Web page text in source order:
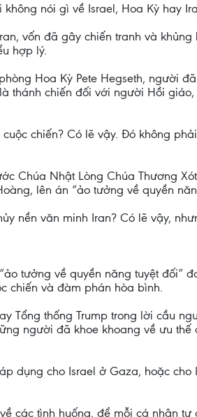
nói gì về Israel, Hoa Kỳ hay
vốn đã gây chiến tranh và khủng
hợp lý.
Hoa Kỳ Pete Hegseth, người
thánh chiến đối với người Hồi
chiến? Có lẽ vậy. Đó không
Chúa Nhật Lòng Chúa Thương
lên án “ảo tưởng về quyền
nền văn minh Iran? Có lẽ vậy,
tưởng về quyền năng tuyệt đối”
chiến và đàm phán hòa bình.
Tổng thống Trump trong lời cầu
người đã khoe khoang về ưu thế
dụng cho Israel ở Gaza, hoặc cho
các tình huống, để mỗi cá nhân tự